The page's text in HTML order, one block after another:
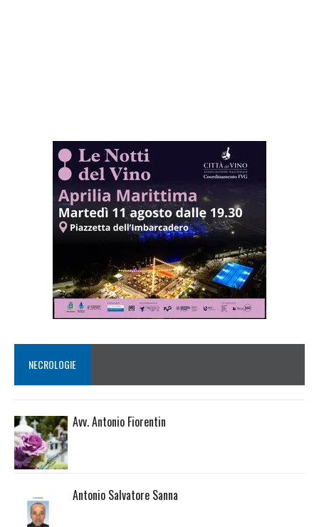
NECROLOGIE
Avv. Antonio Fiorentin
Antonio Salvatore Sanna